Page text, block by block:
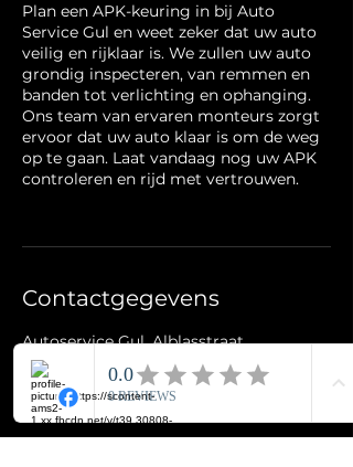
Plan een APK-keuring in bij Auto
Service Gul en weet zeker dat uw auto
veilig en rijklaar is. We zullen uw auto
grondig inspecteren, van remmen en
banden tot verlichting en ophanging.
Ons team van ervaren monteurs zorgt
ervoor dat uw auto klaar is om de weg
op te gaan. Laat vandaag nog uw APK
controleren en rijd met vertrouwen.
Contactgegevens
Autoservice Gul, Alblasstraat,
Eindhoven, Netherlands